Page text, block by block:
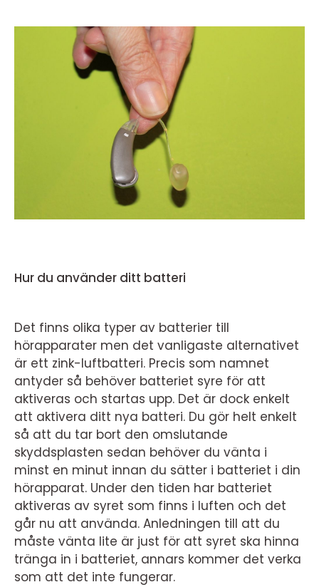
Hur du använder ditt batteri
Det finns olika typer av batterier till
hörapparater men det vanligaste alternativet
är ett zink-luftbatteri. Precis som namnet
antyder så behöver batteriet syre för att
aktiveras och startas upp. Det är dock enkelt
att aktivera ditt nya batteri. Du gör helt enkelt
så att du tar bort den omslutande
skyddsplasten sedan behöver du vänta i
minst en minut innan du sätter i batteriet i din
hörapparat. Under den tiden har batteriet
aktiveras av syret som finns i luften och det
går nu att använda. Anledningen till att du
måste vänta lite är just för att syret ska hinna
tränga in i batteriet, annars kommer det verka
som att det inte fungerar.